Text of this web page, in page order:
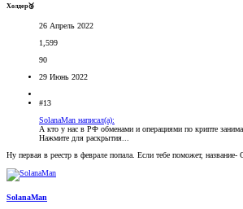
Холдер🥉
26 Апрель 2022
1,599
90
29 Июнь 2022
#13
SolanaMan написал(а):
А кто у нас в РФ обменами и операциями по крипте
Нажмите для раскрытия...
Ну первая в реестр в феврале попала. Если тебе поможет,
SolanaMan